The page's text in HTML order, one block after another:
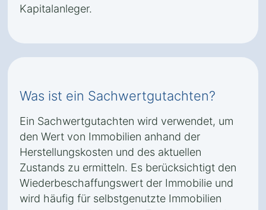
Kapitalanleger.
Was ist ein Sachwertgutachten?
Ein Sachwertgutachten wird verwendet, um
den Wert von Immobilien anhand der
Herstellungskosten und des aktuellen
Zustands zu ermitteln. Es berücksichtigt den
Wiederbeschaffungswert der Immobilie und
wird häufig für selbstgenutzte Immobilien